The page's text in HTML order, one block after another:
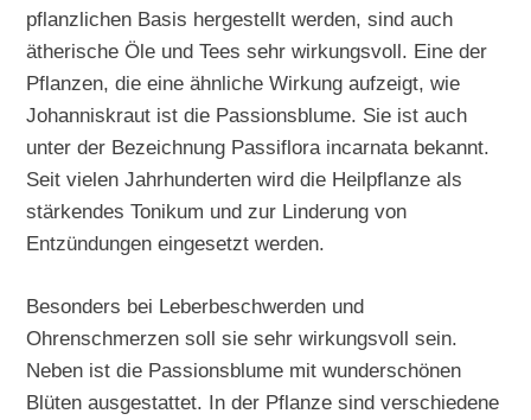
pflanzlichen Basis hergestellt werden, sind auch
ätherische Öle und Tees sehr wirkungsvoll. Eine der
Pflanzen, die eine ähnliche Wirkung aufzeigt, wie
Johanniskraut ist die Passionsblume. Sie ist auch
unter der Bezeichnung Passiflora incarnata bekannt.
Seit vielen Jahrhunderten wird die Heilpflanze als
stärkendes Tonikum und zur Linderung von
Entzündungen eingesetzt werden.
Besonders bei Leberbeschwerden und
Ohrenschmerzen soll sie sehr wirkungsvoll sein.
Neben ist die Passionsblume mit wunderschönen
Blüten ausgestattet. In der Pflanze sind verschiedene